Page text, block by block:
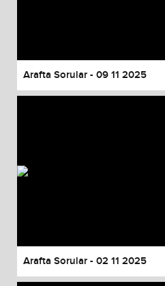
Arafta Sorular - 09 11 2025
Arafta Sorular - 02 11 2025